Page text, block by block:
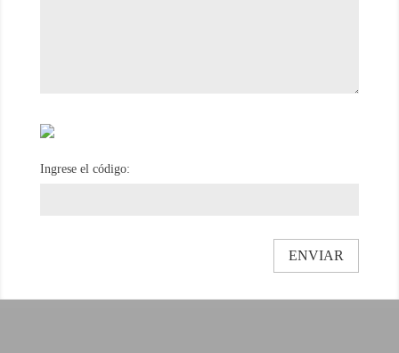
Ingrese el código: